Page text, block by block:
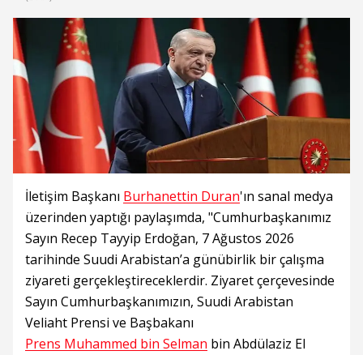
İletişim Başkanı Burhanettin Duran'ın sanal medya
üzerinden yaptığı paylaşımda, "Cumhurbaşkanımız
Sayın Recep Tayyip Erdoğan, 7 Ağustos 2026
tarihinde Suudi Arabistan’a günübirlik bir çalışma
ziyareti gerçekleştireceklerdir. Ziyaret çerçevesinde
Sayın Cumhurbaşkanımızın, Suudi Arabistan
Veliaht Prensi ve Başbakanı
Prens Muhammed bin Selman bin Abdülaziz El